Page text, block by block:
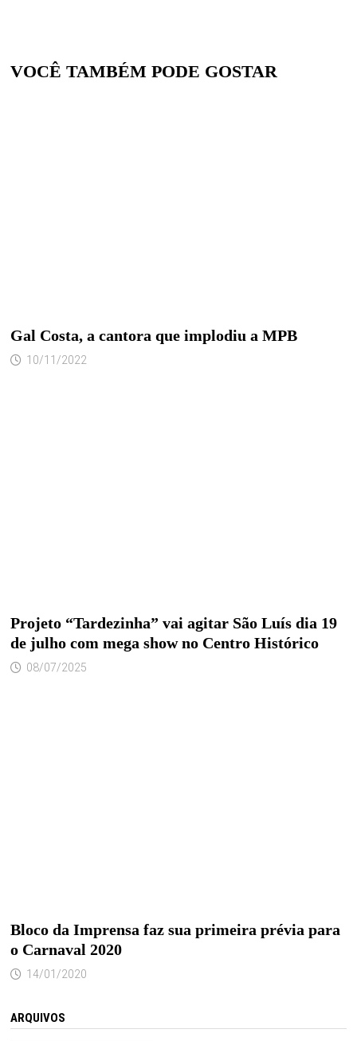
VOCÊ TAMBÉM PODE GOSTAR
Gal Costa, a cantora que implodiu a MPB
10/11/2022
Projeto “Tardezinha” vai agitar São Luís dia 19
de julho com mega show no Centro Histórico
08/07/2025
Bloco da Imprensa faz sua primeira prévia para
o Carnaval 2020
14/01/2020
ARQUIVOS